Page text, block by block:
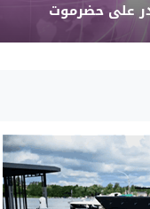
على حضرموت